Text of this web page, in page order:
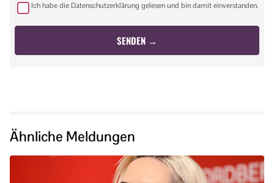
Ich habe die Datenschutzerklärung gelesen und bin damit einverstanden.
Ähnliche Meldungen